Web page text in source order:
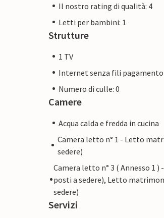
Il nostro rating di qualità: 4
Letti per bambini: 1
Strutture
1 TV
Internet senza fili pagamento
Numero di culle: 0
Camere
Acqua calda e fredda in cucina
Camera letto n° 1 - Letto
sedere)
Camera letto n° 3 ( Annesso 1
posti a sedere), Letto
sedere)
Servizi